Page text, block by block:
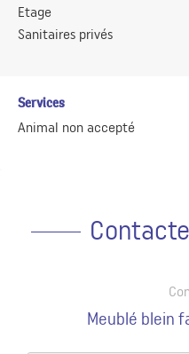
Etage
Sanitaires privés
Services
Animal non accepté
Meublé blein